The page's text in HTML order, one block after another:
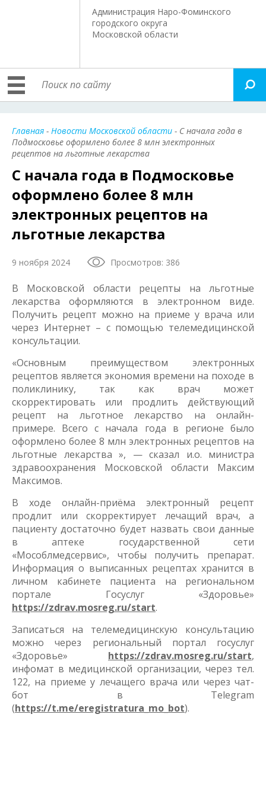
Администрация Наро-Фоминского
городского округа
Московской области
Главная - Новости Московской области - С начала года в
Подмосковье оформлено более 8 млн электронных
рецептов на льготные лекарства
С начала года в Подмосковье
оформлено более 8 млн
электронных рецептов на
льготные лекарства
9 ноября 2024 Просмотров: 386
В Московской области рецепты на льготные
лекарства оформляются в электронном виде.
Получить рецепт можно на приеме у врача или
через Интернет – с помощью телемедицинской
консультации.
«Основным преимуществом электронных
рецептов является экономия времени на походе в
поликлинику, так как врач может
скорректировать или продлить действующий
рецепт на льготное лекарство на онлайн-
примере. Всего с начала года в регионе было
оформлено более 8 млн электронных рецептов на
льготные лекарства », — сказал и.о. министра
здравоохранения Московской области Максим
Максимов.
В ходе онлайн-приёма электронный рецепт
продлит или скорректирует лечащий врач, а
пациенту достаточно будет назвать свои данные
в аптеке государственной сети
«Мособлмедсервис», чтобы получить препарат.
Информация о выписанных рецептах хранится в
личном кабинете пациента на региональном
портале Госуслуг «Здоровье»
https://zdrav.mosreg.ru/start.
Записаться на телемедицинскую консультацию
можно через региональный портал госуслуг
«Здоровье» https://zdrav.mosreg.ru/start,
инфомат в медицинской организации, через тел.
122, на приеме у лечащего врача или через чат-
бот в Telegram
(https://t.me/eregistratura_mo_bot).